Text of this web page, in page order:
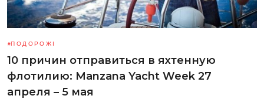
ПОДОРОЖІ
10 причин отправиться в яхтенную
флотилию: Manzana Yacht Week 27
апреля – 5 мая